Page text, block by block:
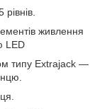
живлення
LED
типу Extrajack —